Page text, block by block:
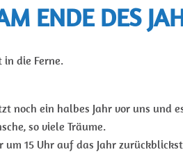
ENDE DES
noch ein halbes Jahr vor uns und
so viele Träume.
15 Uhr auf das Jahr